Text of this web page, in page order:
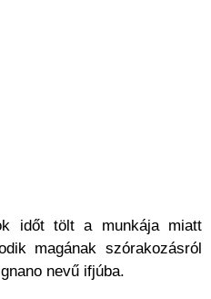
időt tölt a munkája miatt
magának szórakozásról
nevű ifjúba.